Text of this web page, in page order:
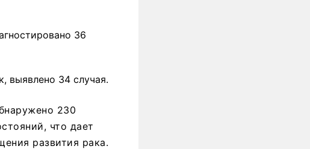
36
выявлено 34 случая.
230
что дает
развития рака.